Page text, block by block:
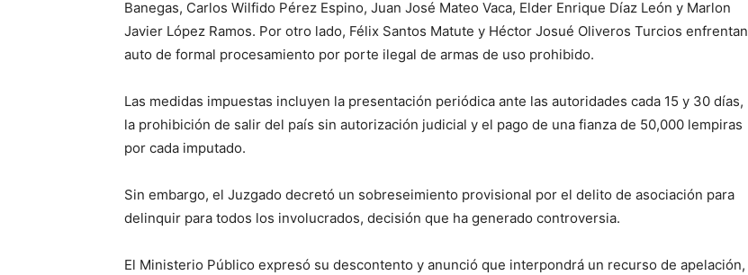
Banegas, Carlos Wilfido Pérez Espino, Juan José Mateo Vaca, Elder Enrique Díaz León y Marlon
Javier López Ramos. Por otro lado, Félix Santos Matute y Héctor Josué Oliveros Turcios enfrentan
auto de formal procesamiento por porte ilegal de armas de uso prohibido.
Las medidas impuestas incluyen la presentación periódica ante las autoridades cada 15 y 30 días,
la prohibición de salir del país sin autorización judicial y el pago de una fianza de 50,000 lempiras
por cada imputado.
Sin embargo, el Juzgado decretó un sobreseimiento provisional por el delito de asociación para
delinquir para todos los involucrados, decisión que ha generado controversia.
El Ministerio Público expresó su descontento y anunció que interpondrá un recurso de apelación,